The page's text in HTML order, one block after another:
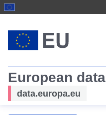
European data
data.europa.eu